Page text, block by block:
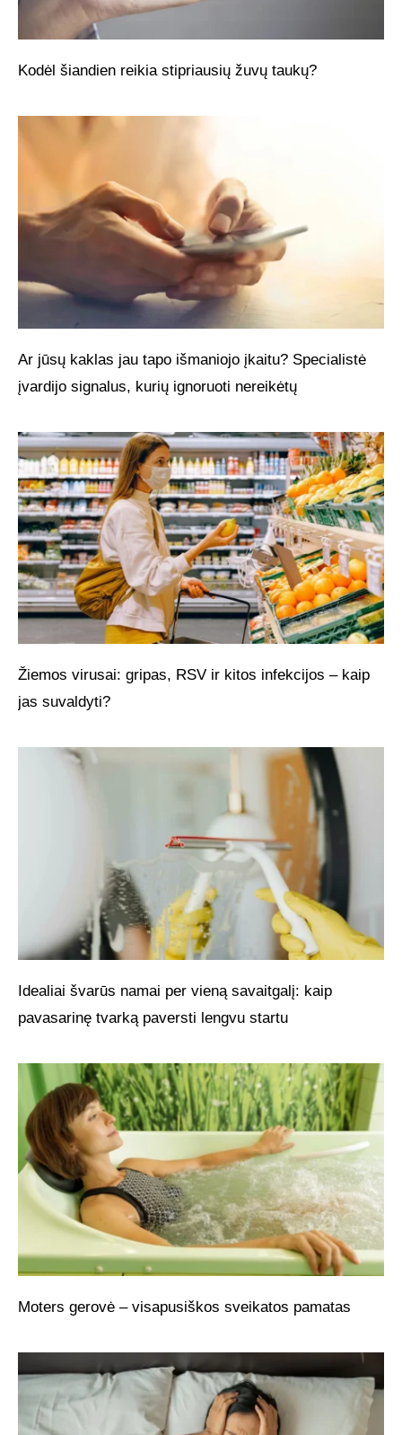
Kodėl šiandien reikia stipriausių žuvų taukų?
Ar jūsų kaklas jau tapo išmaniojo įkaitu? Specialistė
įvardijo signalus, kurių ignoruoti nereikėtų
Žiemos virusai: gripas, RSV ir kitos infekcijos – kaip
jas suvaldyti?
Idealiai švarūs namai per vieną savaitgalį: kaip
pavasarinę tvarką paversti lengvu startu
Moters gerovė – visapusiškos sveikatos pamatas